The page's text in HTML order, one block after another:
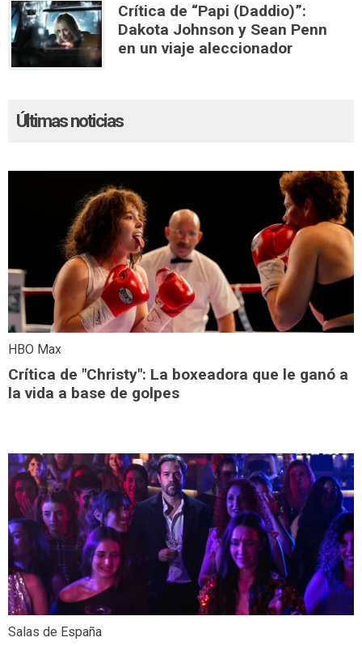
Crítica de “Papi (Daddio)”:
Dakota Johnson y Sean Penn
en un viaje aleccionador
Últimas noticias
HBO Max
Crítica de "Christy": La boxeadora que le ganó a
la vida a base de golpes
Salas de España